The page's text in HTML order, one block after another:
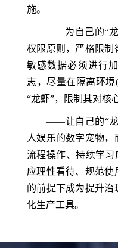
施。
——为自己的“龙
权限原则，严格限制
敏感数据必须进行
志，尽量在隔离环
“龙虾”，限制其对核
——让自己的“龙
人娱乐的数字宠物，
流程操作、持续学习
应理性看待、规范
的前提下成为提升治
化生产工具。